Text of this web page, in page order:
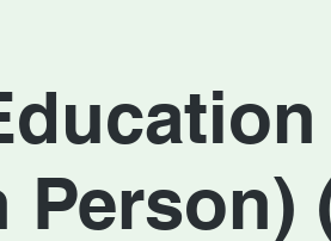
Person)